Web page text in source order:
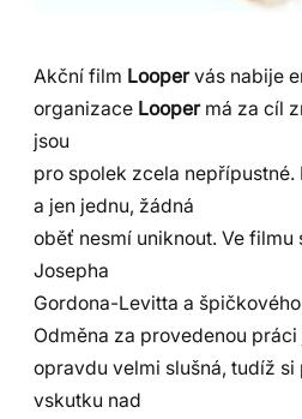
Akční film Loopervás nabije
organizace Loopermá za cíl
jsou
pro spolek zcela nepřípustné.
a jen jednu, žádná
oběť nesmí uniknout. Ve
Josepha
Gordona-Levitta a
Odměna za provedenou práci
opravdu velmi slušná, tudíž
vskutku nad